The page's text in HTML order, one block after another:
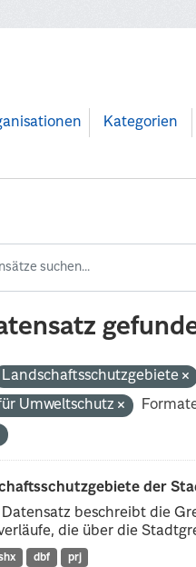
Kategorien
Landschaftsschutzgebiete
Umweltschutz
der
Datensatz beschreibt die
die über die
dbf prj